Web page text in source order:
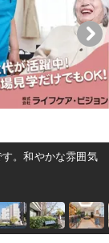
。和やかな雰囲気